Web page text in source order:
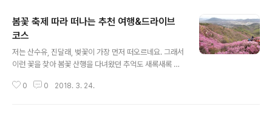
봄꽃 축제 따라 떠나는 추천 여행&드라이브
코스
저는 산수유, 진달래, 벚꽃이 가장 먼저 떠오르네요. 그래서
이런 꽃을 찾아 봄꽃 산행을 다녀왔던 추억도 새록새록 떠
그 곳으로 떠나고 싶어집니다. 이런 마음을 달래줄 여행지,
0 0 2018. 3. 24.